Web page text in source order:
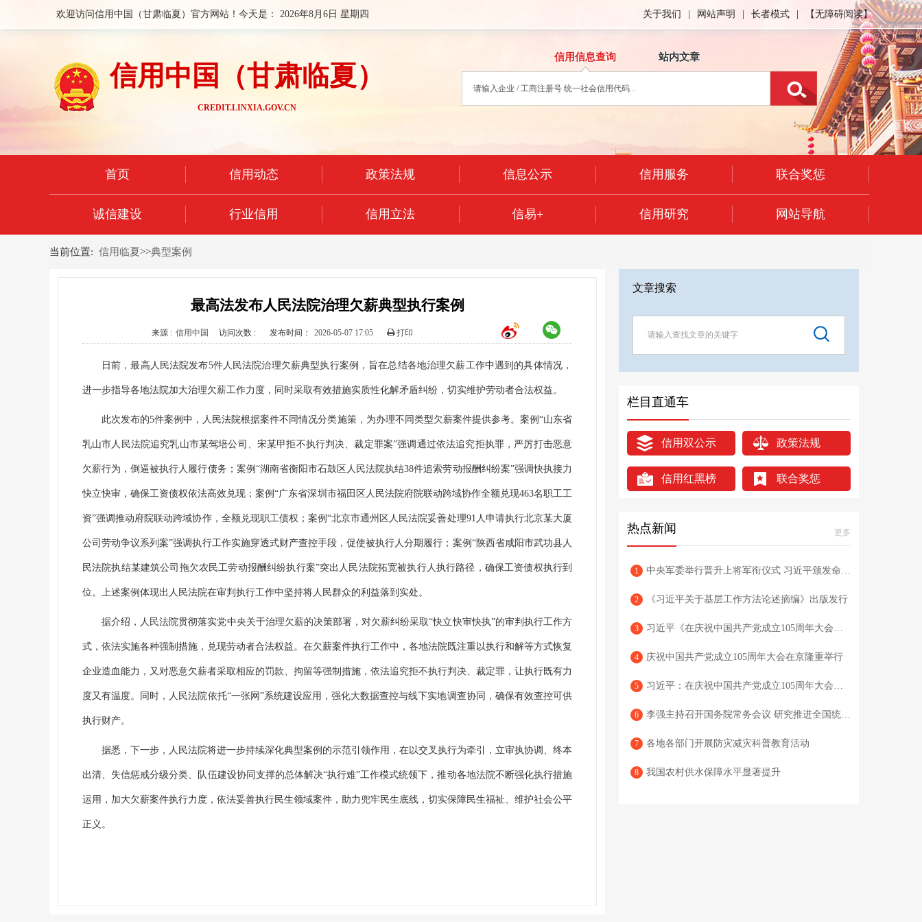
欢迎访问信用中国（甘肃临夏）官方网站！今天是： 2026年8月6日 星期四 关于我们 网站声明 长者模式 【无障碍阅读】
信用中国（甘肃临夏）
CREDIT.LINXIA.GOV.CN
信用信息查询 站内文章
首页 信用动态 政策法规 信息公示 信用服务 联合奖惩
诚信建设 行业信用 信用立法 信易+ 信用研究 网站导航
当前位置: 信用临夏>>典型案例
最高法发布人民法院治理欠薪典型执行案例
来源 : 信用中国 访问次数 : 发布时间： 2026-05-07 17:05 打印
日前，最高人民法院发布5件人民法院治理欠薪典型执行案例，旨在总结各地治理欠薪工作中遇到的具体情况，
进一步指导各地法院加大治理欠薪工作力度，同时采取有效措施实质性化解矛盾纠纷，切实维护劳动者合法权益。
此次发布的5件案例中，人民法院根据案件不同情况分类施策，为办理不同类型欠薪案件提供参考。案例“山东省
乳山市人民法院追究乳山市某驾培公司、宋某甲拒不执行判决、裁定罪案”强调通过依法追究拒执罪，严厉打击恶意
欠薪行为，倒逼被执行人履行债务；案例“湖南省衡阳市石鼓区人民法院执结38件追索劳动报酬纠纷案”强调快执接力
快立快审，确保工资债权依法高效兑现；案例“广东省深圳市福田区人民法院府院联动跨域协作全额兑现463名职工工
资”强调推动府院联动跨域协作，全额兑现职工债权；案例“北京市通州区人民法院妥善处理91人申请执行北京某大厦
公司劳动争议系列案”强调执行工作实施穿透式财产查控手段，促使被执行人分期履行；案例“陕西省咸阳市武功县人
民法院执结某建筑公司拖欠农民工劳动报酬纠纷执行案”突出人民法院拓宽被执行人执行路径，确保工资债权执行到
位。上述案例体现出人民法院在审判执行工作中坚持将人民群众的利益落到实处。
据介绍，人民法院贯彻落实党中央关于治理欠薪的决策部署，对欠薪纠纷采取“快立快审快执”的审判执行工作方
式，依法实施各种强制措施，兑现劳动者合法权益。在欠薪案件执行工作中，各地法院既注重以执行和解等方式恢复
企业造血能力，又对恶意欠薪者采取相应的罚款、拘留等强制措施，依法追究拒不执行判决、裁定罪，让执行既有力
度又有温度。同时，人民法院依托“一张网”系统建设应用，强化大数据查控与线下实地调查协同，确保有效查控可供
执行财产。
据悉，下一步，人民法院将进一步持续深化典型案例的示范引领作用，在以交叉执行为牵引，立审执协调、终本
出清、失信惩戒分级分类、队伍建设协同支撑的总体解决“执行难”工作模式统领下，推动各地法院不断强化执行措施
运用，加大欠薪案件执行力度，依法妥善执行民生领域案件，助力兜牢民生底线，切实保障民生福祉、维护社会公平
正义。
文章搜索
栏目直通车
信用双公示 政策法规
信用红黑榜 联合奖惩
更多
热点新闻
1 中央军委举行晋升上将军衔仪式 习近平颁发命令状并向晋衔的军官表示祝贺
2 《习近平关于基层工作方法论述摘编》出版发行
3 习近平《在庆祝中国共产党成立105周年大会上的讲话》单行本出版
4 庆祝中国共产党成立105周年大会在京隆重举行
5 习近平：在庆祝中国共产党成立105周年大会上的讲话
6 李强主持召开国务院常务会议 研究推进全国统一大市场建设有关工作 审议通过《现代化应急体系建设“十五五”规划》 讨论《中华人民共和国中国人民银行法（修订草案）》
7 各地各部门开展防灾减灾科普教育活动
8 我国农村供水保障水平显著提升